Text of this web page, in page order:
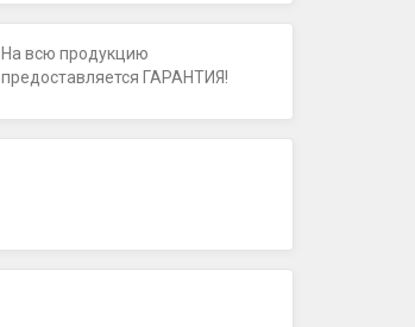
На всю продукцию
предоставляется ГАРАНТИЯ!